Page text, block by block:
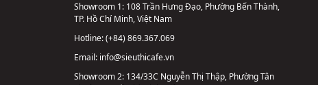
Showroom 1: 108 Trần Hưng Đạo, Phường Bến Thành,
TP. Hồ Chí Minh, Việt Nam
Hotline:(+84) 869.367.069
Email: info@sieuthicafe.vn
Showroom 2: 134/33C Nguyễn Thị Thập, Phường Tân